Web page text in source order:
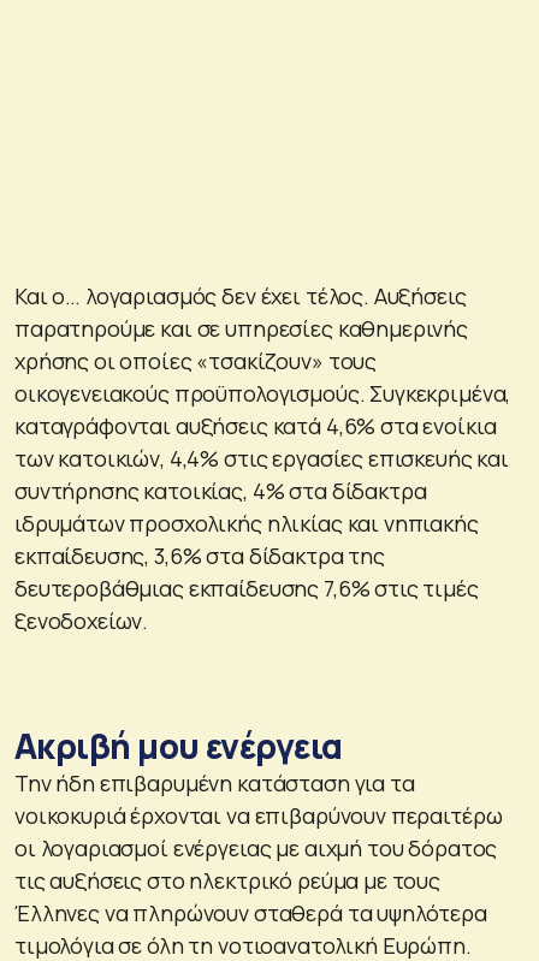
Και ο… λογαριασμός δεν έχει τέλος. Αυξήσεις
παρατηρούμε και σε υπηρεσίες καθημερινής
χρήσης οι οποίες «τσακίζουν» τους
οικογενειακούς προϋπολογισμούς. Συγκεκριμένα,
καταγράφονται αυξήσεις κατά 4,6% στα ενοίκια
των κατοικιών, 4,4% στις εργασίες επισκευής και
συντήρησης κατοικίας, 4% στα δίδακτρα
ιδρυμάτων προσχολικής ηλικίας και νηπιακής
εκπαίδευσης, 3,6% στα δίδακτρα της
δευτεροβάθμιας εκπαίδευσης 7,6% στις τιμές
ξενοδοχείων.
Ακριβή μου ενέργεια
Την ήδη επιβαρυμένη κατάσταση για τα
νοικοκυριά έρχονται να επιβαρύνουν περαιτέρω
οι λογαριασμοί ενέργειας με αιχμή του δόρατος
τις αυξήσεις στο ηλεκτρικό ρεύμα με τους
Έλληνες να πληρώνουν σταθερά τα υψηλότερα
τιμολόγια σε όλη τη νοτιοανατολική Ευρώπη.